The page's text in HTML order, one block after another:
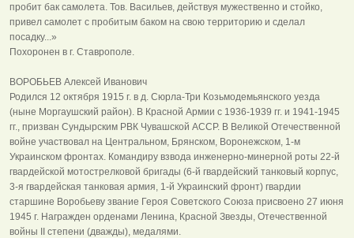
пробит бак самолета. Тов. Васильев, действуя мужественно и стойко,
привел самолет с пробитым баком на свою территорию и сделал
посадку...»
Похоронен в г. Ставрополе.
ВОРОБЬЕВ Алексей Иванович
Родился 12 октября 1915 г. в д. Сюрла-Три Козьмодемьянского уезда
(ныне Моргаушский район). В Красной Армии с 1936-1939 гг. и 1941-1945
гг., призван Сундырским РВК Чувашской АССР. В Великой Отечественной
войне участвовал на Центральном, Брянском, Воронежском, 1-м
Украинском фронтах. Командиру взвода инженерно-минерной роты 22-й
гвардейской мотострелковой бригады (6-й гвардейский танковый корпус,
3-я гвардейская танковая армия, 1-й Украинский фронт) гвардии
старшине Воробьеву звание Героя Советского Союза присвоено 27 июня
1945 г. Награжден орденами Ленина, Красной Звезды, Отечественной
войны II степени (дважды), медалями.